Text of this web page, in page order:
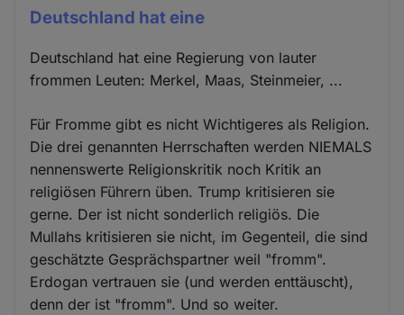
Deutschland hat eine
Deutschland hat eine Regierung von lauter
frommen Leuten: Merkel, Maas, Steinmeier, ...
Für Fromme gibt es nicht Wichtigeres als Religion.
Die drei genannten Herrschaften werden NIEMALS
nennenswerte Religionskritik noch Kritik an
religiösen Führern üben. Trump kritisieren sie
gerne. Der ist nicht sonderlich religiös. Die
Mullahs kritisieren sie nicht, im Gegenteil, die sind
geschätzte Gesprächspartner weil "fromm".
Erdogan vertrauen sie (und werden enttäuscht),
denn der ist "fromm". Und so weiter.